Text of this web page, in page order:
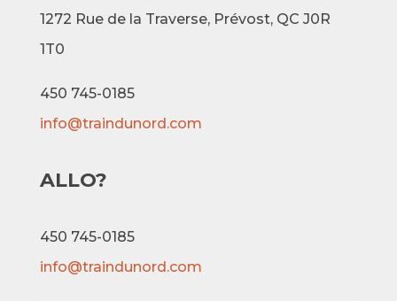
1272 Rue de la Traverse, Prévost, QC J0R
1T0
450 745-0185
info@traindunord.com
ALLO?
450 745-0185
info@traindunord.com